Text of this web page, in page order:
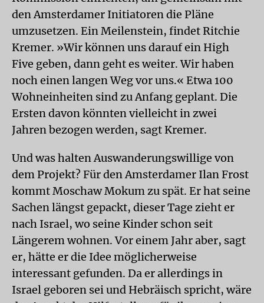
den Amsterdamer Initiatoren die Pläne
umzusetzen. Ein Meilenstein, findet Ritchie
Kremer. »Wir können uns darauf ein High
Five geben, dann geht es weiter. Wir haben
noch einen langen Weg vor uns.« Etwa 100
Wohneinheiten sind zu Anfang geplant. Die
Ersten davon könnten vielleicht in zwei
Jahren bezogen werden, sagt Kremer.
Und was halten Auswanderungswillige von
dem Projekt? Für den Amsterdamer Ilan Frost
kommt Moschaw Mokum zu spät. Er hat seine
Sachen längst gepackt, dieser Tage zieht er
nach Israel, wo seine Kinder schon seit
Längerem wohnen. Vor einem Jahr aber, sagt
er, hätte er die Idee möglicherweise
interessant gefunden. Da er allerdings in
Israel geboren sei und Hebräisch spricht, wäre